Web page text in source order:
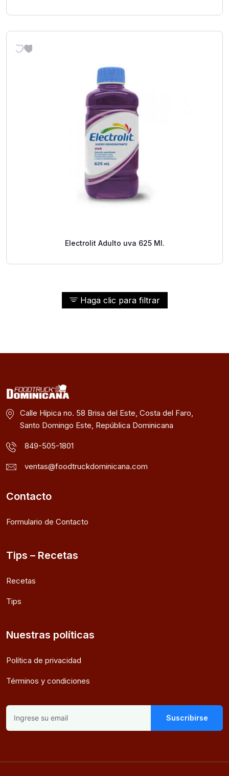
Haga clic para filtrar
Electrolit Adulto uva 625 Ml.
Calle Hípica no. 58 Brisa del Este, Costa del Faro,
Santo Domingo Este, República Dominicana
849-505-1801
ventas@foodtruckdominicana.com
Contacto
Formulario de Contacto
Tips – Recetas
Recetas
Tips
Nuestras políticas
Política de privacidad
Términos y condiciones
Suscribirse